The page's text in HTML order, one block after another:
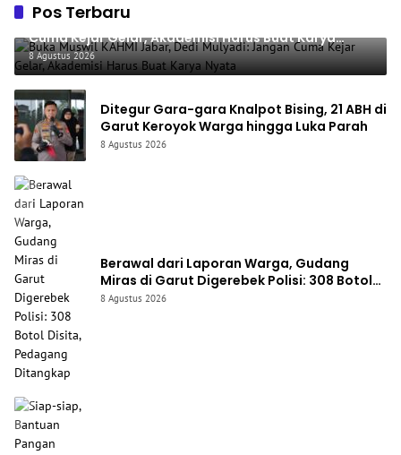
Pos Terbaru
Buka Muswil KAHMI Jabar, Dedi Mulyadi: Jangan
Cuma Kejar Gelar, Akademisi Harus Buat Karya
Nyata
8 Agustus 2026
Ditegur Gara-gara Knalpot Bising, 21 ABH di
Garut Keroyok Warga hingga Luka Parah
8 Agustus 2026
Berawal dari Laporan Warga, Gudang
Miras di Garut Digerebek Polisi: 308 Botol
Disita, Pedagang Ditangkap
8 Agustus 2026